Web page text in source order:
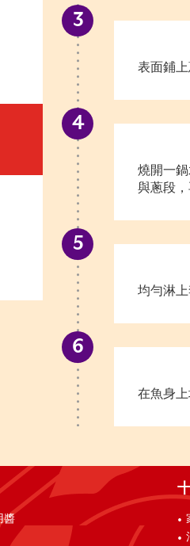
表面鋪
燒開一
與蔥段
均勻淋
在魚身
醬